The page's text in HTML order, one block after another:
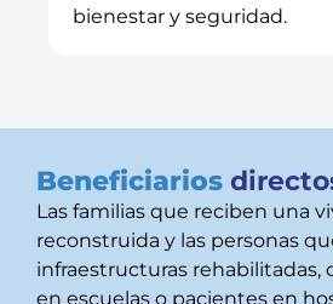
bienestar y seguridad.
Beneficiarios
Las familias que reciben una
reconstruida y las personas
infraestructuras rehabilitadas,
en escuelas o pacientes en